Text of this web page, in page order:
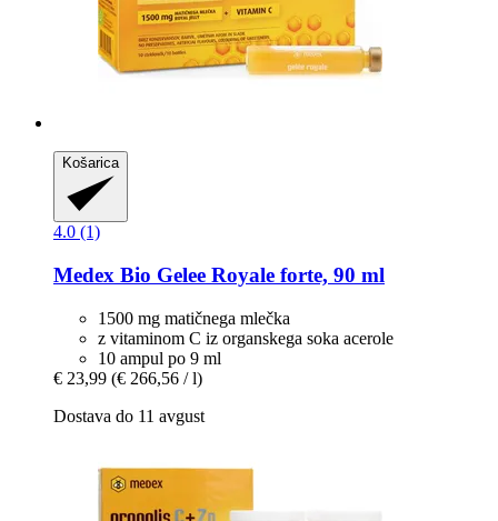
Košarica
4.0 (1)
Medex Bio Gelee Royale forte, 90 ml
1500 mg matičnega mlečka
z vitaminom C iz organskega soka acerole
10 ampul po 9 ml
€ 23,99 (€ 266,56 / l)
Dostava do 11 avgust